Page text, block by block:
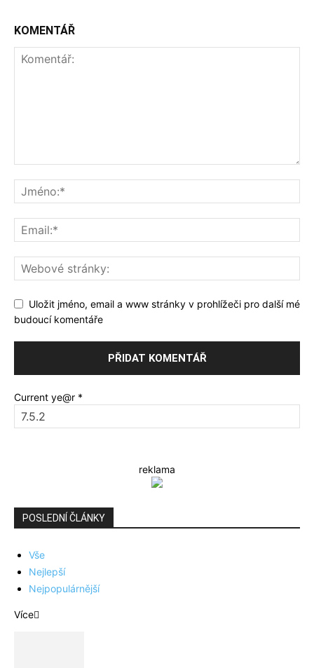
KOMENTÁŘ
Uložit jméno, email a www stránky v prohlížeči pro další mé
budoucí komentáře
Current ye@r *
reklama
POSLEDNÍ ČLÁNKY
Vše
Nejlepší
Nejpopulárnější
Více